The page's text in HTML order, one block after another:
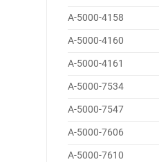
A-5000-4158
A-5000-4160
A-5000-4161
A-5000-7534
A-5000-7547
A-5000-7606
A-5000-7610